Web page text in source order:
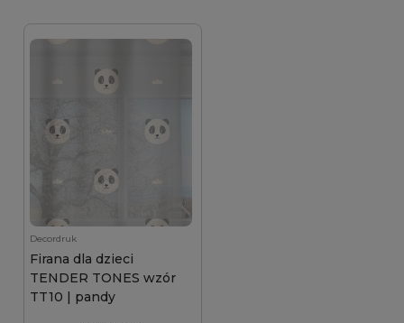
Decordruk
Firana dla dzieci
TENDER TONES wzór
TT10 | pandy